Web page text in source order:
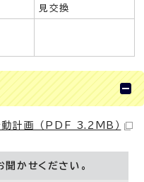
見交換
動計画 （PDF 3.2MB）
聞かせください。